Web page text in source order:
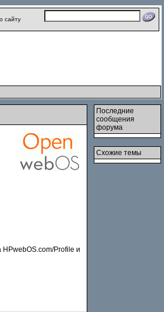
сайту
Profile и
Последние
сообщения
форума
Схожие темы